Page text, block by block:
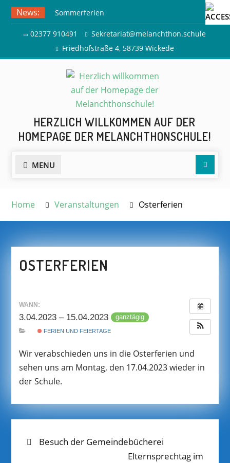
Skip
content
News:
Sommerferien
Ausflug zur Freilichtbühne
Herdringen
02377 910491
Sekretariat@melanchthon.schule
Friedhofstraße 4, 58739 Wickede
HERZLICH WILLKOMMEN AUF DER
HOMEPAGE DER MELANCHTHONSCHULE!
MENU
Home Veranstaltungen Osterferien
OSTERFERIEN
WANN:
3.04.2023 – 15.04.2023 ganztägig
FERIEN UND FEIERTAGE
Wir verabschieden uns in die Osterferien und
sehen uns am Montag, den 17.04.2023 wieder in
der Schule.
BEITRAGS-
Previous
Besuch der Gemeindebücherei
Next
Elternsprechtag im